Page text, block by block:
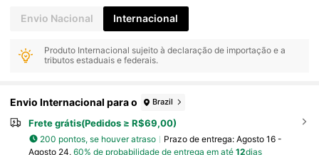
Envio Nacional Internacional
Produto Internacional sujeito à declaração de importação e a
tributos estaduais e federais.
Envio Internacional para o Brazil
Frete grátis(Pedidos ≥ R$69,00)
200 pontos, se houver atraso Prazo de entrega: Agosto 16 -
Agosto 24, 60% de probabilidade de entrega em até 12dias